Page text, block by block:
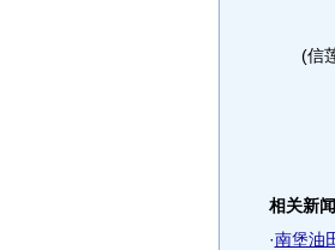
(信
相关新闻
·南堡油